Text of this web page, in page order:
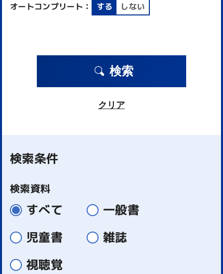
オートコンプリート： する しない
検索
クリア
検索条件
検索資料
すべて
一般書
児童書
雑誌
視聴覚